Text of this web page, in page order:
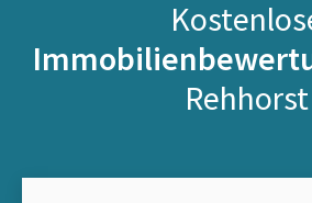
Rehhorst